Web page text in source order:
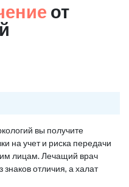
от
вы получите
на учет и риска передачи
лицам. Лечащий врач
отличия, а халат